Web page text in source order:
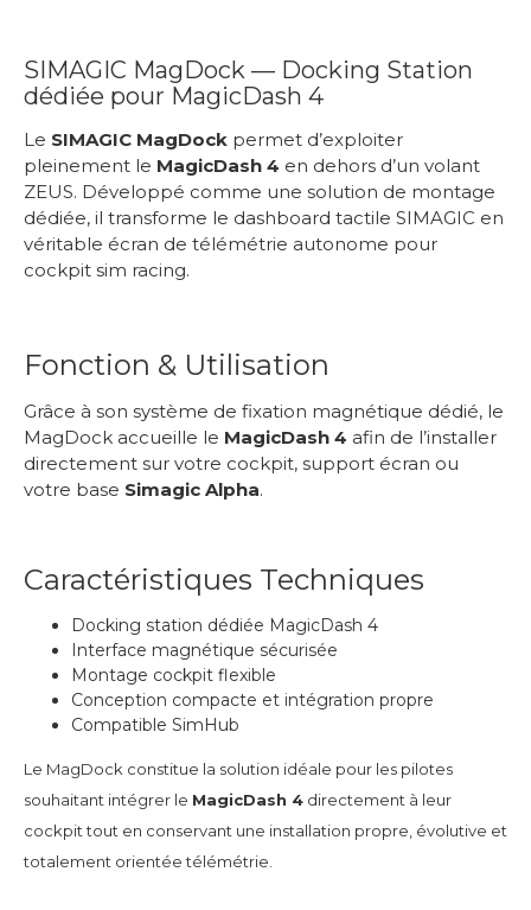
SIMAGIC MagDock — Docking Station
dédiée pour MagicDash 4
Le SIMAGIC MagDock permet d’exploiter
pleinement le MagicDash 4 en dehors d’un volant
ZEUS. Développé comme une solution de montage
dédiée, il transforme le dashboard tactile SIMAGIC en
véritable écran de télémétrie autonome pour
cockpit sim racing.
Fonction & Utilisation
Grâce à son système de fixation magnétique dédié, le
MagDock accueille le MagicDash 4 afin de l’installer
directement sur votre cockpit, support écran ou
votre base Simagic Alpha.
Caractéristiques Techniques
Docking station dédiée MagicDash 4
Interface magnétique sécurisée
Montage cockpit flexible
Conception compacte et intégration propre
Compatible SimHub
Le MagDock constitue la solution idéale pour les pilotes
souhaitant intégrer le MagicDash 4 directement à leur
cockpit tout en conservant une installation propre, évolutive et
totalement orientée télémétrie.